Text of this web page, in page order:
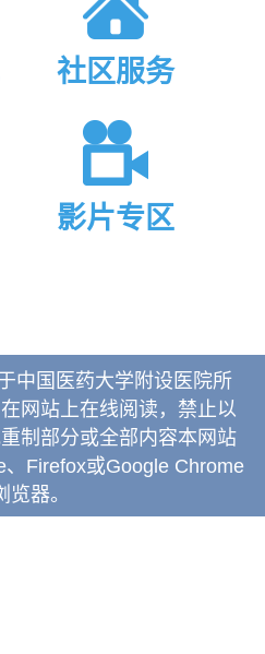
社区服务
影片专区
中国医药大学附设医院所
网站上在线阅读，禁止以
制部分或全部内容本网站
Firefox或Google Chrome
览器。